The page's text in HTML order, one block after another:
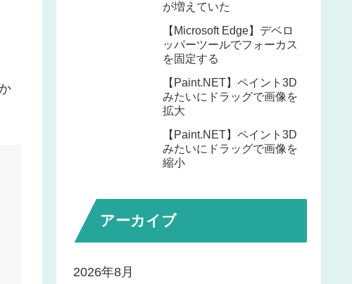
が増えていた
【Microsoft Edge】デベロ
ッパーツールでフォーカス
を固定する
【Paint.NET】ペイント3D
みたいにドラッグで画像を
拡大
【Paint.NET】ペイント3D
みたいにドラッグで画像を
縮小
アーカイブ
2026年8月